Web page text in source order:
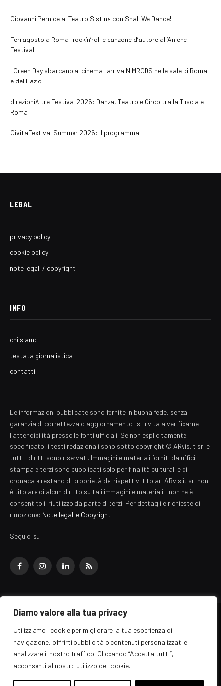
Diamo valore alla tua privacy
Utilizziamo i cookie per migliorare la tua esperienza di
navigazione, offrirti pubblicità o contenuti personalizzati e
analizzare il nostro traffico. Cliccando “Accetta tutti”,
acconsenti al nostro utilizzo dei cookie.
Giovanni Pernice al Teatro Sistina con Shall We Dance!
Ferragosto a Roma: rock’n’roll e canzone d’autore all’Aniene
Festival
I Green Day sbarcano al cinema: arriva NIMRODS nelle sale di Roma
e del Lazio
direzioniAltre Festival 2026: Danza, Teatro e Circo tra la Tuscia e
Roma
CivitaFestival Summer 2026: il programma
LEGAL
privacy policy
cookie policy
note legali / copyright
INFO
chi siamo
testata giornalistica
contatti
Le informazioni pubblicate sono fornite in buona fede, senza
garanzia di correttezza o aggiornamento: si invita a verificarne
l'attendibilità presso le fonti ufficiali. Se non esplicitamente
specificato, i testi redazionali sono sotto copyright © ARvis.it srl e
tutti i diritti sono riservati. Immagini e materiali forniti da uffici
stampa e terzi sono pubblicati solo per finalità culturali e di
cronaca e restano di proprietà dei rispettivi titolari ARvis.it srl non
è titolare di alcun diritto su tali immagini e materiali : non ne è
consentito il riutilizzo da parte di terzi. Per dettagli e richieste di
rimozione: Note legali e Copyright.
Seguici su:
FacebookInstagramLinkedInRSS
© 2026 EZ Rome Designed by ARvis.it
Il portale EZ Rome e' una testata giornalistica di carattere generalista
registrata al tribunale di Roma - Numero 389/2008
Direttore responsabile: Raffaella Roani - ISSN: 2036-783X
Edito da ARvis.it srl - via Alessandria 88 - 00198 Roma CF/PI/R.I.